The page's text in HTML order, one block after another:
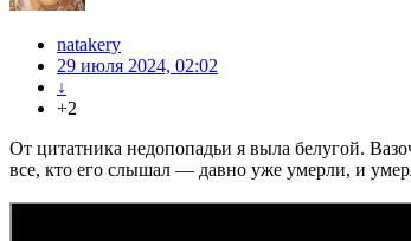
natakery
29 июля 2024, 02:02
↓
+2
От цитатника недопопадьи я выла белугой.
все, кто его слышал — давно уже умерли, и